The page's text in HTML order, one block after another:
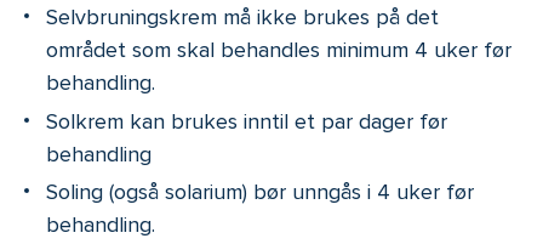
Selvbruningskrem må ikke brukes på det
området som skal behandles minimum 4 uker før
behandling.
Solkrem kan brukes inntil et par dager før
behandling
Soling (også solarium) bør unngås i 4 uker før
behandling.